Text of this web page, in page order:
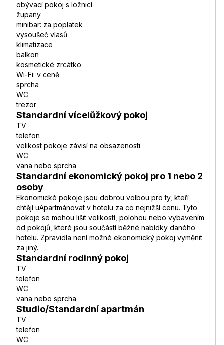
obývací pokoj s ložnicí
župany
minibar: za poplatek
vysoušeč vlasů
klimatizace
balkon
kosmetické zrcátko
Wi-Fi: v ceně
sprcha
WC
trezor
Standardní vícelůžkový pokoj
TV
telefon
velikost pokoje závisí na obsazenosti
WC
vana nebo sprcha
Standardní ekonomický pokoj pro 1 nebo 2
osoby
Ekonomické pokoje jsou dobrou volbou pro ty, kteří
chtějí uApartmánovat v hotelu za co nejnižší cenu. Tyto
pokoje se mohou lišit velikostí, polohou nebo vybavením
od pokojů, které jsou součástí běžné nabídky daného
hotelu. Zpravidla není možné ekonomický pokoj vyměnit
za jiný.
Standardní rodinný pokoj
TV
telefon
WC
vana nebo sprcha
Studio/Standardní apartmán
TV
telefon
WC